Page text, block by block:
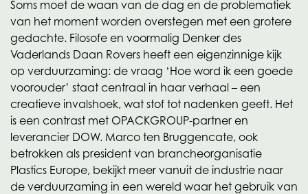
Soms moet de waan van de dag en de problematiek
van het moment worden overstegen met een grotere
gedachte. Filosofe en voormalig Denker des
Vaderlands Daan Rovers heeft een eigenzinnige kijk
op verduurzaming: de vraag ‘Hoe word ik een goede
voorouder’ staat centraal in haar verhaal – een
creatieve invalshoek, wat stof tot nadenken geeft. Het
is een contrast met OPACKGROUP-partner en
leverancier DOW. Marco ten Bruggencate, ook
betrokken als president van brancheorganisatie
Plastics Europe, bekijkt meer vanuit de industrie naar
de verduurzaming in een wereld waar het gebruik van